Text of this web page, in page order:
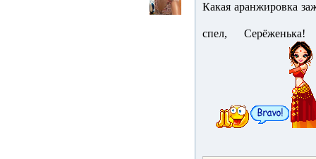
Какая аранжировка
спел,